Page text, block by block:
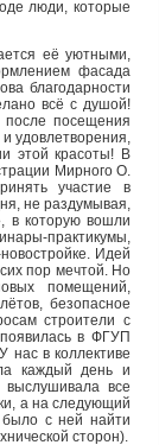
люди, которые
её уютными,
фасада
благодарности
всё с душой!
после посещения
удовлетворения,
этой красоты! В
Мирного О.
участие в
не раздумывая,
в которую вошли
практикумы,
Идей
пор мечтой. Но
помещений,
безопасное
строители с
в ФГУП
в коллективе
каждый день и
выслушивала все
а на следующий
с ней найти
сторон).